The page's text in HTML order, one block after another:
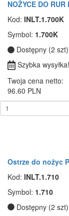
NOŻYCE DO
Kod: INLT.1.700K
Symbol: 1.700K
Dostępny (2 szt)
Szybka
Twoja cena netto:
96.60 PLN
Ostrze do nożyc
Kod: INLT.1.710
Symbol: 1.710
Dostępny (2 szt)